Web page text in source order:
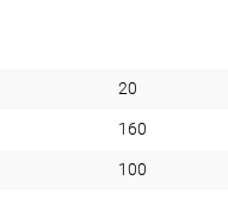
20
160
100